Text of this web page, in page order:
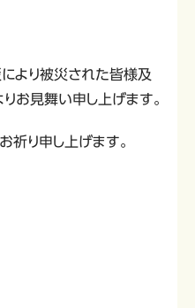
より被災された皆様及
お見舞い申し上げます。
り申し上げます。